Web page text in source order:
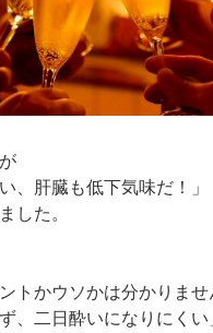
、肝臓も低下気味だ！」
した。
トかウソかは分かりませ
ず、二日酔いになりにく